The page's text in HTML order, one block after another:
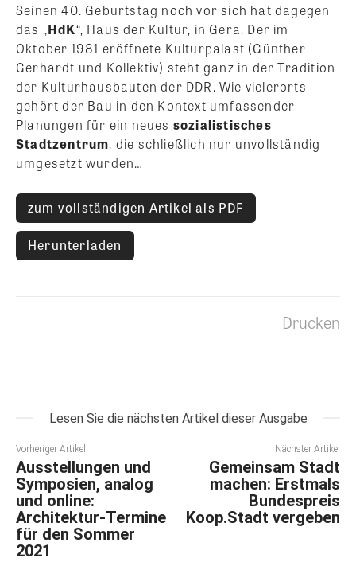
Seinen 40. Geburtstag noch vor sich hat dagegen
das „HdK“, Haus der Kultur, in Gera. Der im
Oktober 1981 eröffnete Kulturpalast (Günther
Gerhardt und Kollektiv) steht ganz in der Tradition
der Kulturhausbauten der DDR. Wie vielerorts
gehört der Bau in den Kontext umfassender
Planungen für ein neues sozialistisches
Stadtzentrum, die schließlich nur unvollständig
umgesetzt wurden…
zum vollständigen Artikel als PDF
Herunterladen
Drucken
Lesen Sie die nächsten Artikel dieser Ausgabe
Vorheriger Artikel
Ausstellungen und
Symposien, analog
und online:
Architektur-Termine
für den Sommer
2021
Nächster Artikel
Gemeinsam Stadt
machen: Erstmals
Bundespreis
Koop.Stadt vergeben